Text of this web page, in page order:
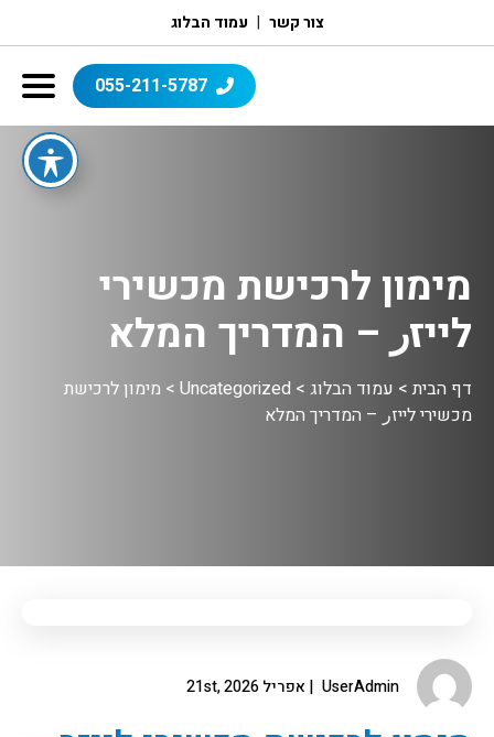
צור קשר עמוד הבלוג
055-211-5787
מימון לרכישת מכשירי
לייזر – המדריך המלא
דף הבית > עמוד הבלוג >
Uncategorized
> מימון לרכישת
מכשירי לייזر – המדריך המלא
UserAdmin אפריל 21st, 2026